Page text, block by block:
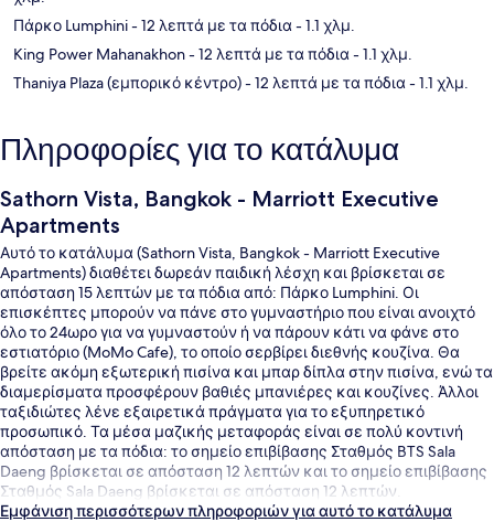
Πάρκο Lumphini- 12 λεπτά με τα πόδια- 1.1 χλμ.
King Power Mahanakhon- 12 λεπτά με τα πόδια- 1.1 χλμ.
Thaniya Plaza (εμπορικό κέντρο)- 12 λεπτά με τα πόδια- 1.1 χλμ.
Πληροφορίες για το κατάλυμα
Sathorn Vista, Bangkok - Marriott Executive
Apartments
Αυτό το κατάλυμα (Sathorn Vista, Bangkok - Marriott Executive
Apartments) διαθέτει δωρεάν παιδική λέσχη και βρίσκεται σε
απόσταση 15 λεπτών με τα πόδια από: Πάρκο Lumphini. Οι
επισκέπτες μπορούν να πάνε στο γυμναστήριο που είναι ανοιχτό
όλο το 24ωρο για να γυμναστούν ή να πάρουν κάτι να φάνε στο
εστιατόριο (MoMo Cafe), το οποίο σερβίρει διεθνής κουζίνα. Θα
βρείτε ακόμη εξωτερική πισίνα και μπαρ δίπλα στην πισίνα, ενώ τα
διαμερίσματα προσφέρουν βαθιές μπανιέρες και κουζίνες. Άλλοι
ταξιδιώτες λένε εξαιρετικά πράγματα για το εξυπηρετικό
προσωπικό. Τα μέσα μαζικής μεταφοράς είναι σε πολύ κοντινή
απόσταση με τα πόδια: το σημείο επιβίβασης Σταθμός BTS Sala
Daeng βρίσκεται σε απόσταση 12 λεπτών και το σημείο επιβίβασης
Σταθμός Sala Daeng βρίσκεται σε απόσταση 12 λεπτών.
Εμφάνιση περισσότερων πληροφοριών για αυτό το κατάλυμα